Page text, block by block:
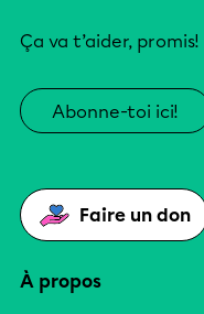
Ça va t’aider, promis!
Abonne-toi ici!
Faire un don
À propos